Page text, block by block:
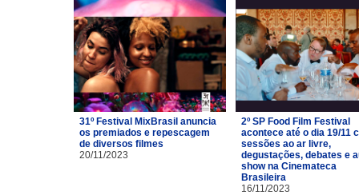
31º Festival MixBrasil anuncia
os premiados e repescagem
de diversos filmes
20/11/2023
2º SP Food Film Festival
acontece até o dia 19/11
sessões ao ar livre,
degustações, debates e
show na Cinemateca
Brasileira
16/11/2023